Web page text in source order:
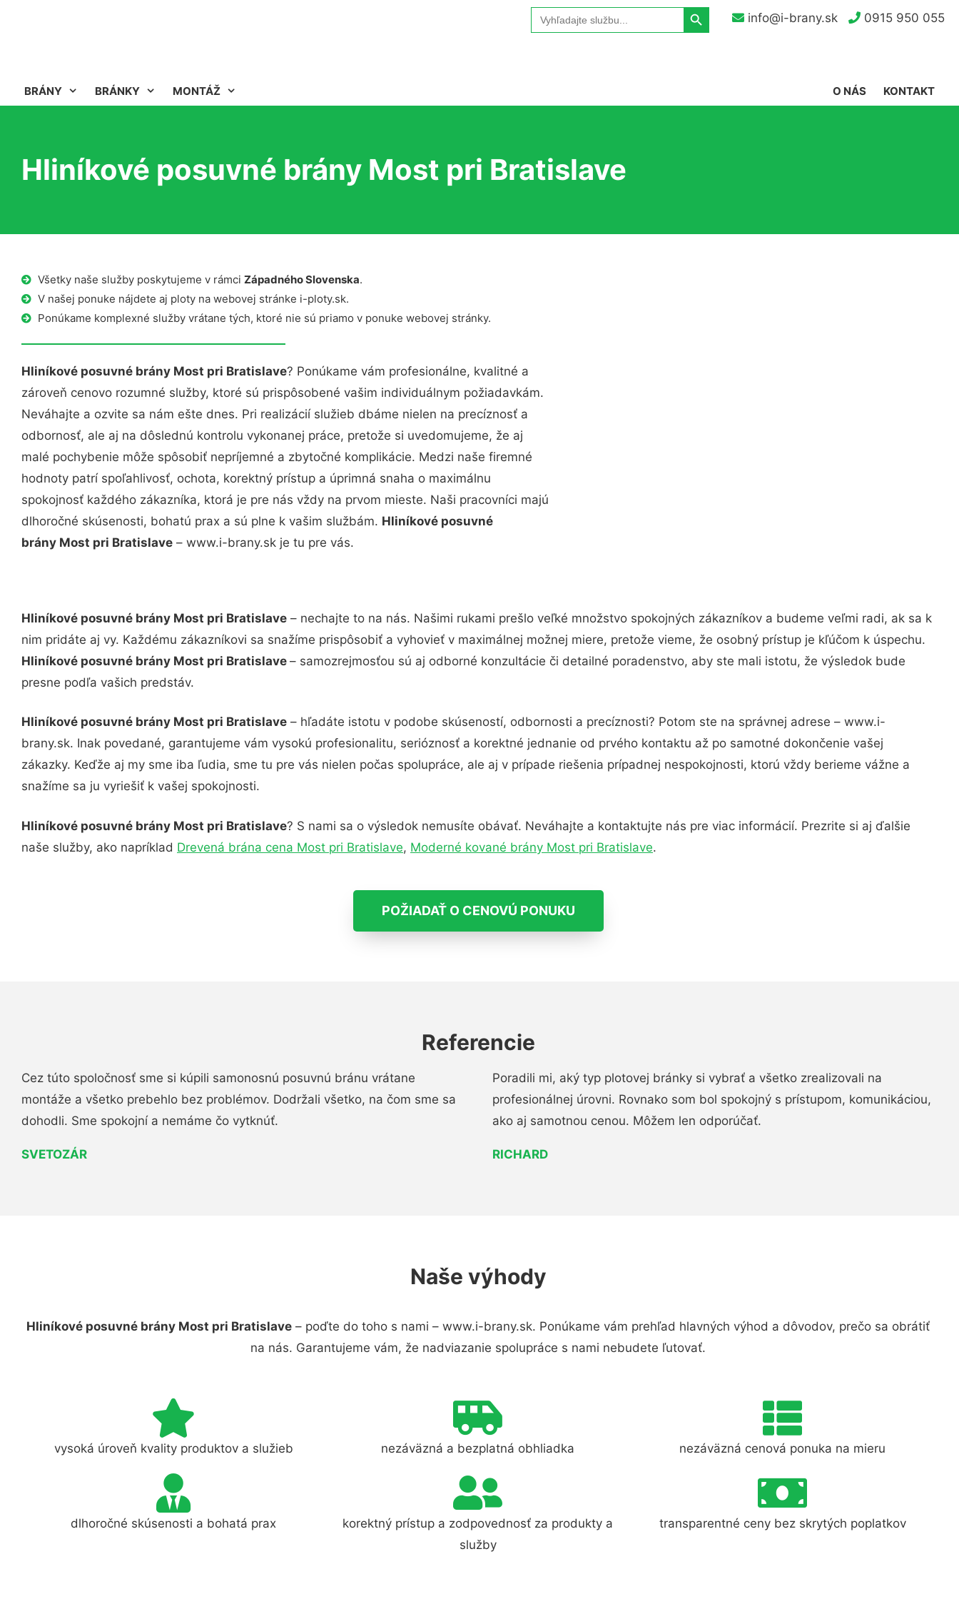
info@i-brany.sk 0915 950 055
Search
for:
Search Button
BRÁNY BRÁNKY MONTÁŽ KONTAKT
O NÁS
Hliníkové posuvné brány Most pri Bratislave
Všetky naše služby poskytujeme v rámci Západného Slovenska.
V našej ponuke nájdete aj ploty na webovej stránke i-ploty.sk.
Ponúkame komplexné služby vrátane tých, ktoré nie sú priamo v ponuke webovej stránky.
Hliníkové posuvné brány Most pri Bratislave? Ponúkame vám profesionálne, kvalitné a
zároveň cenovo rozumné služby, ktoré sú prispôsobené vašim individuálnym požiadavkám.
Neváhajte a ozvite sa nám ešte dnes. Pri realizácií služieb dbáme nielen na precíznosť a
odbornosť, ale aj na dôslednú kontrolu vykonanej práce, pretože si uvedomujeme, že aj
malé pochybenie môže spôsobiť nepríjemné a zbytočné komplikácie. Medzi naše firemné
hodnoty patrí spoľahlivosť, ochota, korektný prístup a úprimná snaha o maximálnu
spokojnosť každého zákazníka, ktorá je pre nás vždy na prvom mieste. Naši pracovníci majú
dlhoročné skúsenosti, bohatú prax a sú plne k vašim službám. Hliníkové posuvné
brány Most pri Bratislave – www.i-brany.sk je tu pre vás.
Hliníkové posuvné brány Most pri Bratislave – nechajte to na nás. Našimi rukami prešlo veľké množstvo spokojných zákazníkov a budeme veľmi radi, ak sa k
nim pridáte aj vy. Každému zákazníkovi sa snažíme prispôsobiť a vyhovieť v maximálnej možnej miere, pretože vieme, že osobný prístup je kľúčom k úspechu.
Hliníkové posuvné brány Most pri Bratislave – samozrejmosťou sú aj odborné konzultácie či detailné poradenstvo, aby ste mali istotu, že výsledok bude
presne podľa vašich predstáv.
Hliníkové posuvné brány Most pri Bratislave – hľadáte istotu v podobe skúseností, odbornosti a precíznosti? Potom ste na správnej adrese – www.i-
brany.sk. Inak povedané, garantujeme vám vysokú profesionalitu, serióznosť a korektné jednanie od prvého kontaktu až po samotné dokončenie vašej
zákazky. Keďže aj my sme iba ľudia, sme tu pre vás nielen počas spolupráce, ale aj v prípade riešenia prípadnej nespokojnosti, ktorú vždy berieme vážne a
snažíme sa ju vyriešiť k vašej spokojnosti.
Hliníkové posuvné brány Most pri Bratislave? S nami sa o výsledok nemusíte obávať. Neváhajte a kontaktujte nás pre viac informácií. Prezrite si aj ďalšie
naše služby, ako napríklad Drevená brána cena Most pri Bratislave, Moderné kované brány Most pri Bratislave.
POŽIADAŤ O CENOVÚ PONUKU
Referencie
Cez túto spoločnosť sme si kúpili samonosnú posuvnú bránu vrátane
montáže a všetko prebehlo bez problémov. Dodržali všetko, na čom sme sa
dohodli. Sme spokojní a nemáme čo vytknúť.
SVETOZÁR
Poradili mi, aký typ plotovej bránky si vybrať a všetko zrealizovali na
profesionálnej úrovni. Rovnako som bol spokojný s prístupom, komunikáciou,
ako aj samotnou cenou. Môžem len odporúčať.
RICHARD
Naše výhody
Hliníkové posuvné brány Most pri Bratislave – poďte do toho s nami – www.i-brany.sk. Ponúkame vám prehľad hlavných výhod a dôvodov, prečo sa obrátiť
na nás. Garantujeme vám, že nadviazanie spolupráce s nami nebudete ľutovať.
vysoká úroveň kvality produktov a služieb nezáväzná a bezplatná obhliadka nezáväzná cenová ponuka na mieru
dlhoročné skúsenosti a bohatá prax
korektný prístup a zodpovednosť za produkty a
služby
transparentné ceny bez skrytých poplatkov